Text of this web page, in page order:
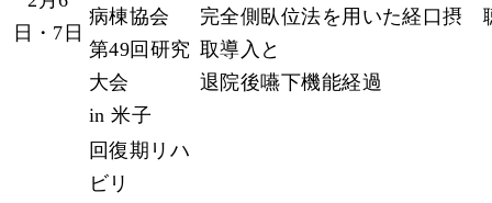
日・7日
病棟協会
第49回研究
大会
in 米子
完全側臥位法を用いた経口摂
取導入と
退院後嚥下機能経過
回復期リハ
ビリ